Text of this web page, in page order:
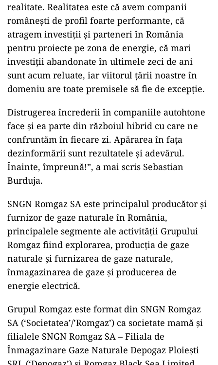
realitate. Realitatea este că avem companii
românești de profil foarte performante, că
atragem investiții și parteneri în România
pentru proiecte pe zona de energie, că mari
investiții abandonate în ultimele zeci de ani
sunt acum reluate, iar viitorul țării noastre în
domeniu are toate premisele să fie de excepție.
Distrugerea încrederii în companiile autohtone
face și ea parte din războiul hibrid cu care ne
confruntăm în fiecare zi. Apărarea în fața
dezinformării sunt rezultatele și adevărul.
Înainte, împreună!”, a mai scris Sebastian
Burduja.
SNGN Romgaz SA este principalul producător și
furnizor de gaze naturale în România,
principalele segmente ale activității Grupului
Romgaz fiind explorarea, producția de gaze
naturale și furnizarea de gaze naturale,
înmagazinarea de gaze și producerea de
energie electrică.
Grupul Romgaz este format din SNGN Romgaz
SA (‘Societatea’/’Romgaz’) ca societate mamă și
filialele SNGN Romgaz SA – Filiala de
Înmagazinare Gaze Naturale Depogaz Ploiești